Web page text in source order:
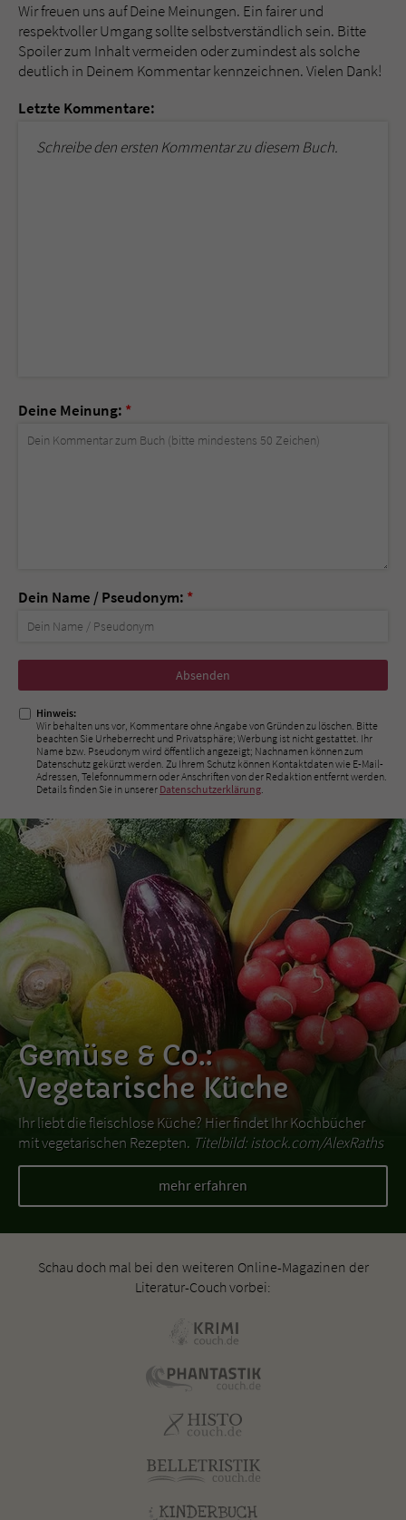
Wir freuen uns auf Deine Meinungen. Ein fairer und
respektvoller Umgang sollte selbstverständlich sein. Bitte
Spoiler zum Inhalt vermeiden oder zumindest als solche
deutlich in Deinem Kommentar kennzeichnen. Vielen Dank!
Letzte Kommentare:
Schreibe den ersten Kommentar zu diesem Buch.
Deine Meinung: *
Dein Name / Pseudonym: *
Nicht
ausfüllen!
Hinweis:
Wir behalten uns vor, Kommentare ohne Angabe von Gründen zu löschen. Bitte
beachten Sie Urheberrecht und Privatsphäre; Werbung ist nicht gestattet. Ihr
Name bzw. Pseudonym wird öffentlich angezeigt; Nachnamen können zum
Datenschutz gekürzt werden. Zu Ihrem Schutz können Kontaktdaten wie E-Mail-
Adressen, Telefonnummern oder Anschriften von der Redaktion entfernt werden.
Details finden Sie in unserer Datenschutzerklärung.
Gemüse & Co.:
Vegetarische Küche
Ihr liebt die fleischlose Küche? Hier findet Ihr Kochbücher
mit vegetarischen Rezepten. Titelbild: istock.com/AlexRaths
mehr erfahren
Schau doch mal bei den weiteren Online-Magazinen der
Literatur-Couch vorbei: